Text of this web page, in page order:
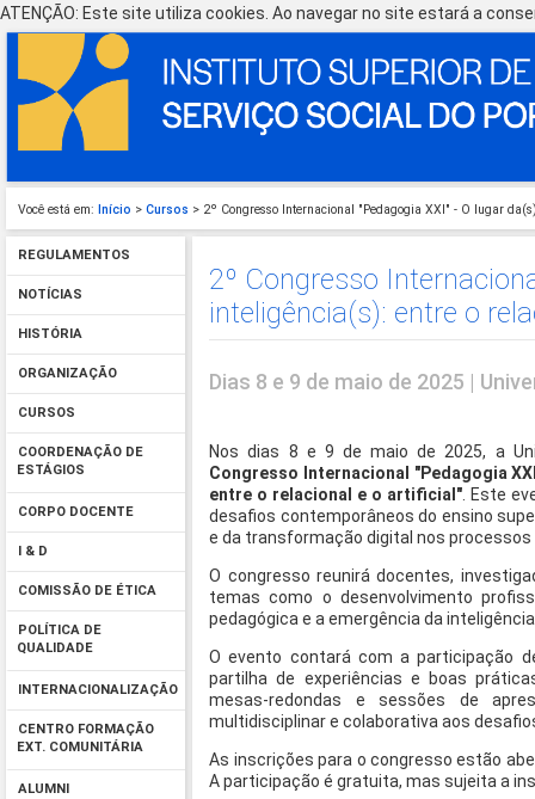
ATENÇÃO: Este site utiliza cookies. Ao navegar no site estará a
Você está em: Início > Cursos > 2º Congresso Internacional "Pedagogia XXI" - O lugar
REGULAMENTOS
NOTÍCIAS
HISTÓRIA
ORGANIZAÇÃO
CURSOS
COORDENAÇÃO DE
ESTÁGIOS
CORPO DOCENTE
I & D
COMISSÃO DE ÉTICA
POLÍTICA DE
QUALIDADE
INTERNACIONALIZAÇÃO
CENTRO FORMAÇÃO
EXT. COMUNITÁRIA
ALUMNI
2º Congresso
inteligência(s): entre o
Dias 8 e 9 de maio de 2025 |
Nos dias 8 e 9 de maio de 2025, a
Congresso Internacional "Pedagogia
entre o relacional e o artificial". Este
desafios contemporâneos do ensino
e da transformação digital nos processos
O congresso reunirá docentes,
temas como o desenvolvimento
pedagógica e a emergência da
O evento contará com a participação
partilha de experiências e boas
mesas-redondas e sessões de
multidisciplinar e colaborativa aos
As inscrições para o congresso estão
A participação é gratuita, mas sujeita a